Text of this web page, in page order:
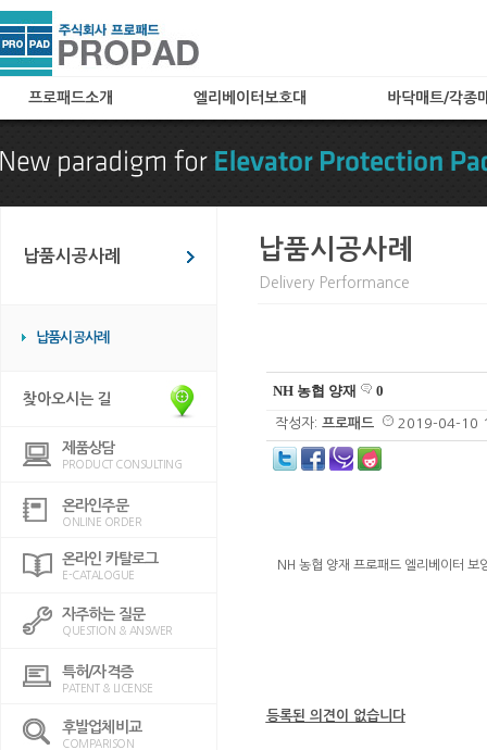
프로패드소개
특허 및 자격
찾아오시는 길
엘리베이터보호대
B타입(메쉬타입)
C타입
카페트(엘레가드) 타입
칼라보드(아트보드) 타입
엘리베이터 관련용품
바닥매트/각종
로비매트
보호용매트
현관매트
납품시공사례
납품시공사례
찾아오시는 길
제품상담
PRODUCT CONSULTING
온라인주문
ONLINE ORDER
온라인 카탈로그
E-CATALOGUE
자주하는 질문
QUESTION & ANSWER
특허/자격증
PATENT & LICENSE
후발업체비교
COMPARISON
납품시공사례
Delivery Performance
NH 농협 양재 0
작성자: 프로패드 2019-04-10
NH 농협 양재 프로패드 엘리베이터 보
등록된 의견이 없습니다